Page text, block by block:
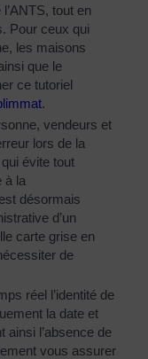
tout en
Pour ceux qui
les maisons
que le
ce tutoriel
.
vendeurs et
lors de la
évite tout
à la
désormais
d’un
carte grise en
de
réel l’identité de
la date et
ainsi l’absence de
vous assurer